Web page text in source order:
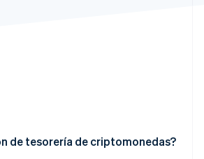
startup
de tesorería de criptomonedas?